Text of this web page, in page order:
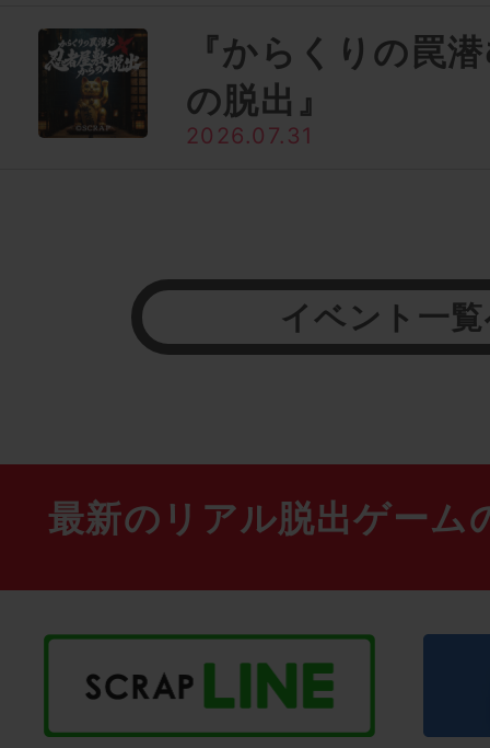
『からくりの罠
の脱出』
2026.07.31
イベント一
最新のリアル脱出ゲーム